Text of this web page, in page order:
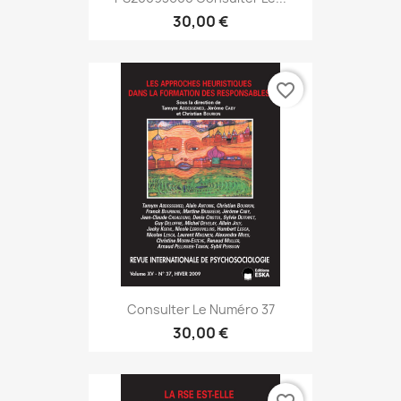
30,00 €
Consulter Le Numéro 37
30,00 €
favorite_border